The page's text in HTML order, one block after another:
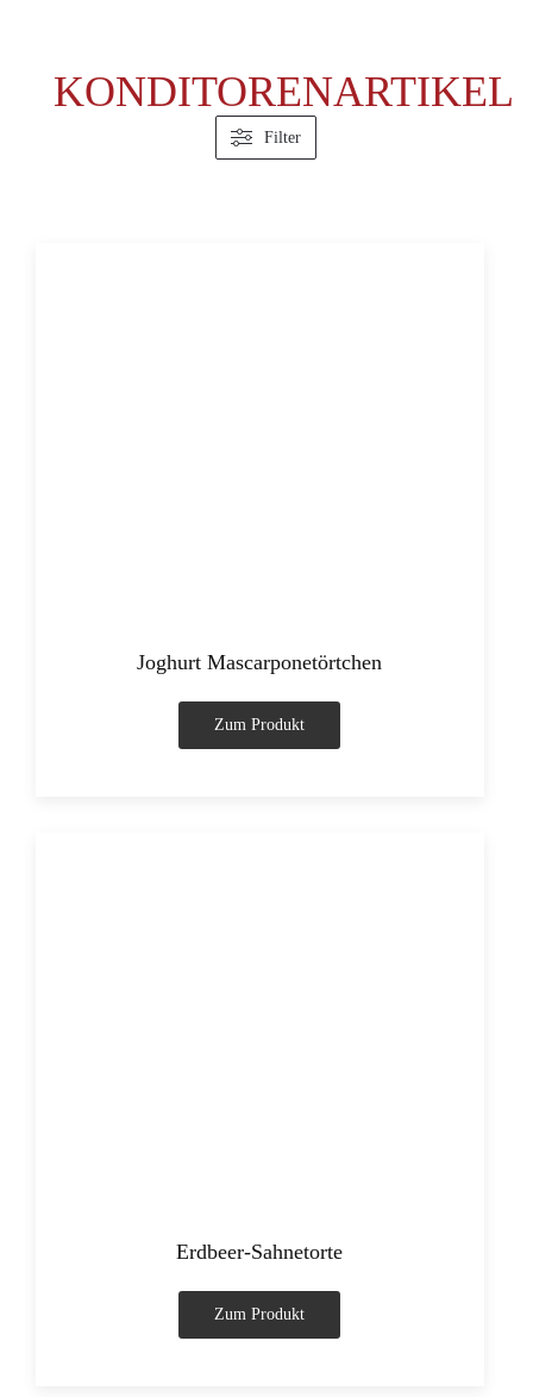
KONDITORENARTIKEL
Filter
Joghurt Mascarponetörtchen
Zum Produkt
Erdbeer-Sahnetorte
Zum Produkt